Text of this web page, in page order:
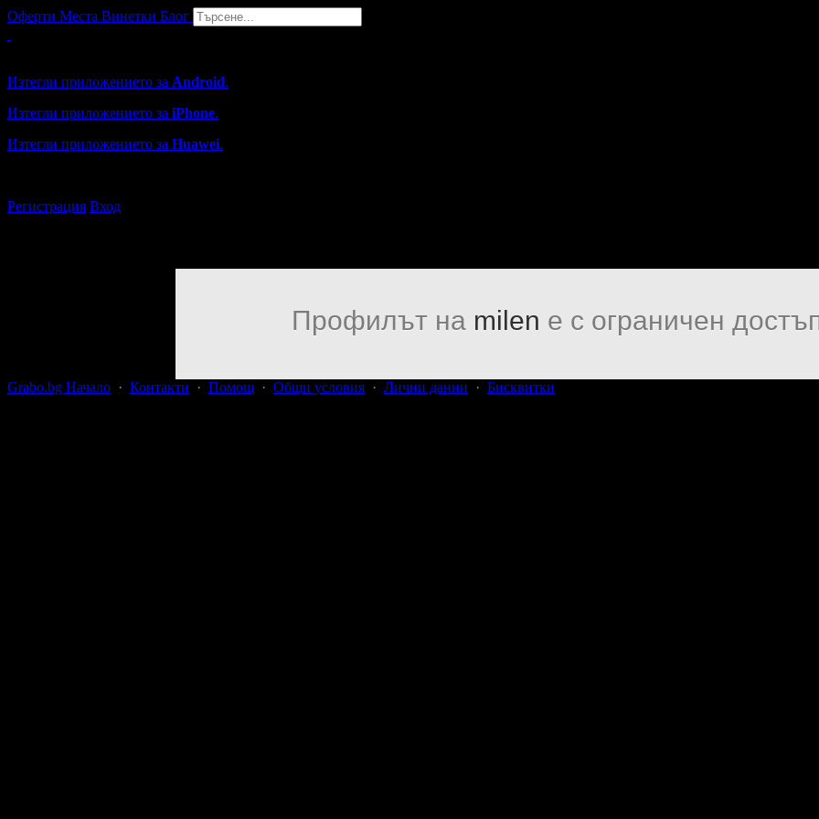
Оферти Места Винетки Блог
Изтегли приложението за Android.
Изтегли приложението за iPhone.
Изтегли приложението за Huawei.
Регистрация Вход
Профилът на milen е с ограничен
Grabo.bg Начало · Контакти · Помощ · Общи условия · Лични данни · Бисквитки